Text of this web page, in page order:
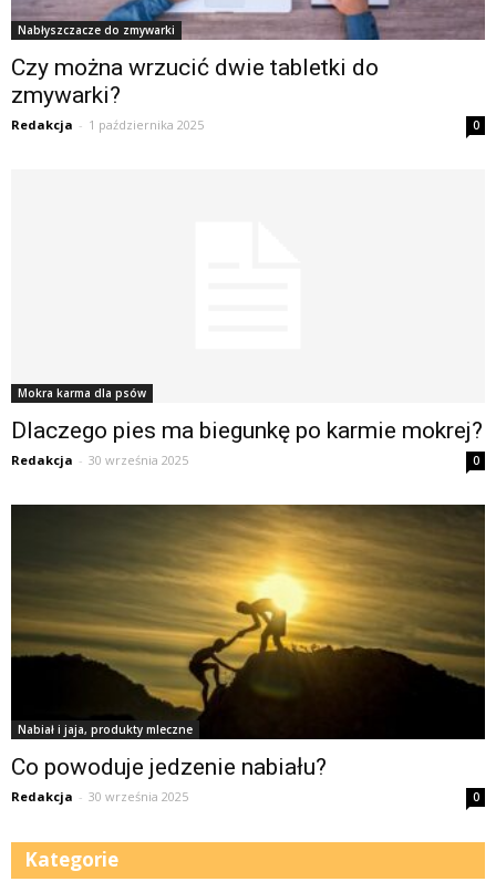
Nabłyszczacze do zmywarki
Czy można wrzucić dwie tabletki do
zmywarki?
Redakcja - 1 października 2025 0
Mokra karma dla psów
Dlaczego pies ma biegunkę po karmie mokrej?
Redakcja - 30 września 2025 0
Nabiał i jaja, produkty mleczne
Co powoduje jedzenie nabiału?
Redakcja - 30 września 2025 0
Kategorie